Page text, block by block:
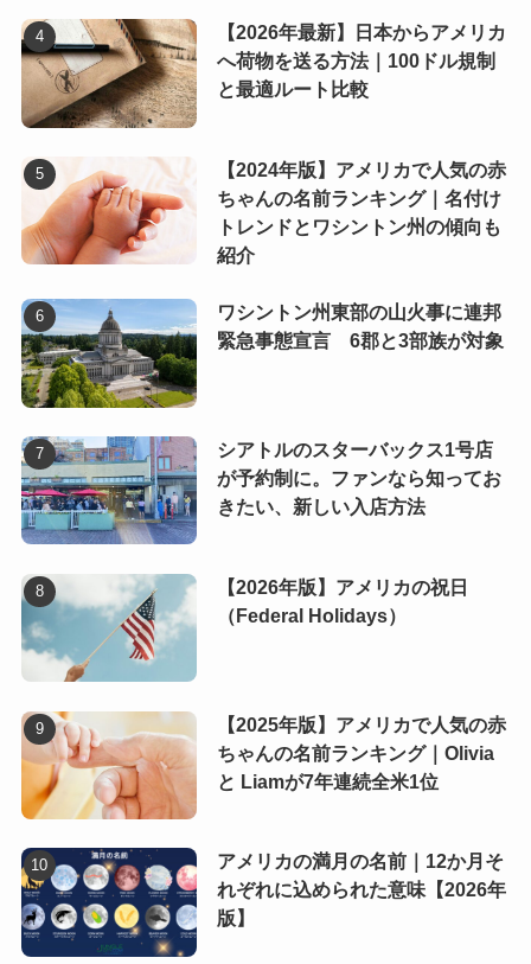
【2026年最新】日本からアメリカ
へ荷物を送る方法｜100ドル規制
と最適ルート比較
【2024年版】アメリカで人気の赤
ちゃんの名前ランキング｜名付け
トレンドとワシントン州の傾向も
紹介
ワシントン州東部の山火事に連邦
緊急事態宣言 6郡と3部族が対象
シアトルのスターバックス1号店
が予約制に。ファンなら知ってお
きたい、新しい入店方法
【2026年版】アメリカの祝日
（Federal Holidays）
【2025年版】アメリカで人気の赤
ちゃんの名前ランキング｜Olivia
と Liamが7年連続全米1位
アメリカの満月の名前｜12か月そ
れぞれに込められた意味【2026年
版】